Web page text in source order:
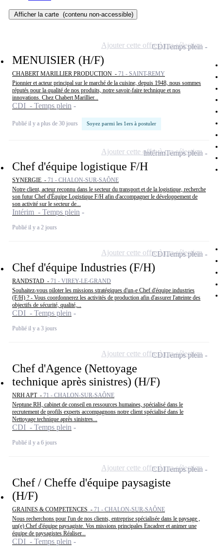
Afficher la carte (contenu non-accessible)
MENUISIER (H/F)
CHABERT MARILLIER PRODUCTION - 71 - SAINT-REMY
Pionnier et acteur principal sur le marché de la cuisine, depuis 1948, nous sommes
réputés pour la qualité de nos produits, notre savoir-faire technique et nos
innovations. Chez Chabert Marillier...
CDI - Temps plein
Publié il y a plus de 30 jours Soyez parmi les 1ers à postuler
CDITemps plein
Ajouter cette offre à ma sélection
Chef d'équipe logistique F/H
SYNERGIE - 71 - CHALON-SUR-SAÔNE
Notre client, acteur reconnu dans le secteur du transport et de la logistique, recherche
son futur Chef d'Équipe Logistique F/H afin d'accompagner le développement de
son activité sur le secteur de...
Intérim - Temps plein
Publié il y a 2 jours
IntérimTemps plein
Ajouter cette offre à ma sélection
Chef d'équipe Industries (F/H)
RANDSTAD - 71 - VIREY-LE-GRAND
Souhaitez-vous piloter les missions stratégiques d'un-e Chef d'équipe industries
(F/H) ? - Vous coordonnerez les activités de production afin d'assurer l'atteinte des
objectifs de sécurité, qualité,...
CDI - Temps plein
Publié il y a 3 jours
CDITemps plein
Ajouter cette offre à ma sélection
Chef d'Agence (Nettoyage
technique après sinistres) (H/F)
NRH APT - 71 - CHALON-SUR-SAÔNE
Neptune RH, cabinet de conseil en ressources humaines, spécialisé dans le
recrutement de profils experts accompagnons notre client spécialisé dans le
Nettoyage technique après sinistres...
CDI - Temps plein
Publié il y a 6 jours
CDITemps plein
Ajouter cette offre à ma sélection
Chef / Cheffe d'équipe paysagiste
(H/F)
GRAINES & COMPETENCES - 71 - CHALON-SUR-SAÔNE
Nous recherchons pour l'un de nos clients, entreprise spécialisée dans le paysage ,
un(e) Chef d'équipe paysagiste. Vos missions principales Encadrer et animer une
équipe de paysagistes Réaliser...
CDI - Temps plein
CDITemps plein
Ajouter cette offre à ma sélection